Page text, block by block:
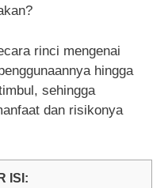
rinci mengenai
hingga
sehingga
dan risikonya
ISI: